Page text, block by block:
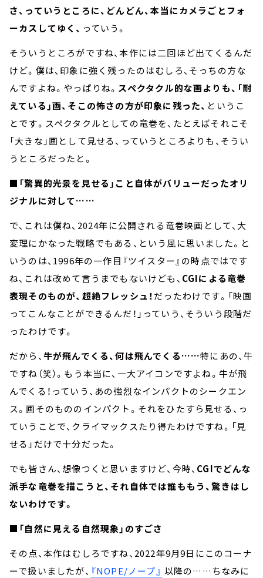
さ、っていうところに、どんどん、本当にカメラごとフォ
ーカスしてゆく、 っていう。
そういうところがですね、本作には二回ほど出てくるんだ
けど。僕は、印象に強く残ったのはむしろ、そっちの方な
んですよね。やっぱりね。 スペクタクル的な画よりも、「耐
えている」画、そこの怖さの方が印象に残った、 というこ
とです。スペクタクルとしての竜巻を、たとえばそれこそ
「大きな」画として見せる、っていうところよりも、そうい
うところだったと。
■「驚異的光景を見せる」こと自体がバリューだったオリ
ジナルに対して……
で、これは僕ね、2024年に公開される竜巻映画として、大
変理にかなった戦略でもある、という風に思いました。と
いうのは、1996年の一作目『ツイスター』の時点ではです
ね、これは改めて言うまでもないけども、 CGIによる竜巻
表現そのものが、超絶フレッシュ！だったわけです。「映画
ってこんなことができるんだ！」っていう、そういう段階だ
ったわけです。
だから、牛が飛んでくる、何は飛んでくる……特にあの、牛
ですね（笑）。もう本当に、一大アイコンですよね。牛が飛
んでくる！っていう、あの強烈なインパクトのシークエン
ス。画そのもののインパクト。それをひたすら見せる、っ
ていうことで、クライマックスたり得たわけですね。「見
せる」だけで十分だった。
でも皆さん、想像つくと思いますけど、今時、 CGIでどんな
派手な竜巻を描こうと、それ自体では誰ももう、驚きはし
ないわけです。
■「自然に見える自然現象」のすごさ
その点、本作はむしろですね、2022年9月9日にこのコーナ
ーで扱いましたが、 『NOPE/ノープ』 以降の……ちなみに